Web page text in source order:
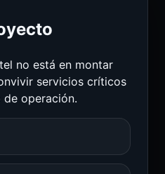
no está en montar
servicios críticos
operación.